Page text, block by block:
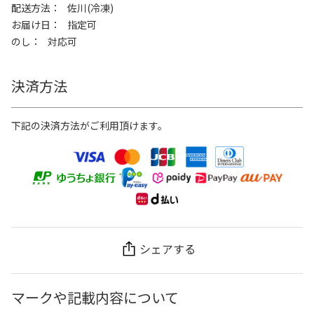
配送方法
佐川(冷凍)
お届け日
指定可
のし
対応可
決済方法
下記の決済方法がご利用頂けます。
シェアする
マークや記載内容について